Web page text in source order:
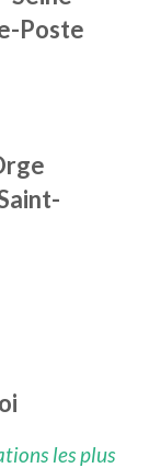
Poste
les plus